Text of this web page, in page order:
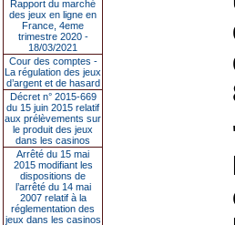
Rapport du marché
des jeux en ligne en
France, 4eme
trimestre 2020 -
18/03/2021
Cour des comptes -
La régulation des jeux
d’argent et de hasard
Décret n° 2015-669
du 15 juin 2015 relatif
aux prélèvements sur
le produit des jeux
dans les casinos
Arrêté du 15 mai
2015 modifiant les
dispositions de
l’arrêté du 14 mai
2007 relatif à la
réglementation des
jeux dans les casinos